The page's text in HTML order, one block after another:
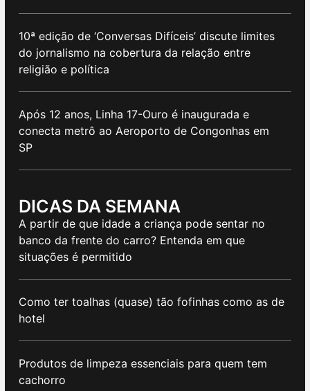
10ª edição de ‘Conversas Difíceis’ discute limites
do jornalismo na cobertura da relação entre
religião e política
Após 12 anos, Linha 17-Ouro é inaugurada e
conecta metrô ao Aeroporto de Congonhas em
SP
DICAS DA SEMANA
A partir de que idade a criança pode sentar no
banco da frente do carro? Entenda em que
situações é permitido
Como ter toalhas (quase) tão fofinhas como as de
hotel
Produtos de limpeza essenciais para quem tem
cachorro